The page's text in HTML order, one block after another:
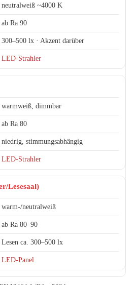
neutralweiß ~4000 K
ab Ra 90
300–500 lx · Akzent darüber
LED-Strahler
warmweiß, dimmbar
ab Ra 80
niedrig, stimmungsabhängig
LED-Strahler
Lesesaal)
warm-/neutralweiß
ab Ra 80–90
Lesen ca. 300–500 lx
LED-Panel